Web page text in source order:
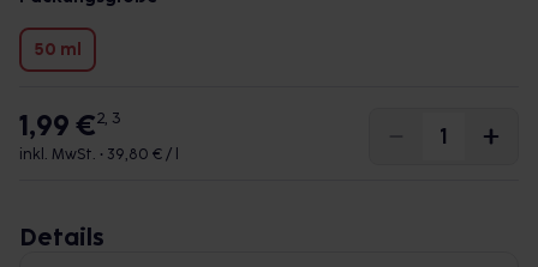
50 ml
1,99 €2, 3
inkl. MwSt. • 39,80 € / l
Details